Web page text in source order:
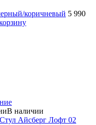
коричневый 5 990
В наличии